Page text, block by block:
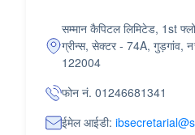
सम्मान कैपिटल लिमिटेड, 1st
ग्रीन्स, सेक्टर - 74A, गुड़गांव,
122004
फोन नं. 01246681341
ईमेल आईडी: